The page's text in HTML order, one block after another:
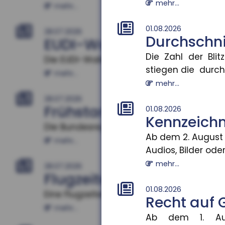
mehr...
01.08.2026
Die Zahl der
stiegen die
mehr...
01.08.2026
Ab dem 2.
Audios, Bilder
mehr...
01.08.2026
Recht auf
Ab dem 1.
mehr...
EUDI-Wallet: Digitale
Die EUDI-Wallet soll ab 2027
mehr...
Frühstart-Rente: Zeit
Die Bundesregierung plant die
mehr...
Flugzeitenänderung:
Eine Flugzeitenänderung kann einen
mehr...